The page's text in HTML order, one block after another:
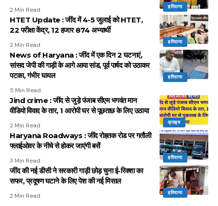
हरियाणा
2 Min Read
हरियाणा
HTET Update : जींद में 4-5 जुलाई को HTET,
22 परीक्षा केंद्र, 12 हजार 874 अभ्यार्थी
2 Min Read
हरियाणा
News of Haryana : जींद में एक दिन 2 घटनाएं,
सांसद जेपी की गाड़ी के आगे आया सांड, पूर्व पार्षद को उठाकर
पटका, गंभीर घायल
5 Min Read
क्राइम
Jind crime : जींद से जुड़े पंजाब सीएम भगवंत मान
वीडियो विवाद के तार, 1 आरोपी घर से पूछताछ के लिए उठाया
2 Min Read
हरियाणा
Haryana Roadways : जींद रोहतक रोड पर गतौली
फ्लाईओवर के नीचे से होकर जाएंगी बसें
3 Min Read
हरियाणा
जींद की नई डीसी ने सरकारी गाड़ी छोड़ चुना ई-रिक्शा का
सफर, प्रदूषण घटाने के लिए पेश की नई मिसाल
2 Min Read